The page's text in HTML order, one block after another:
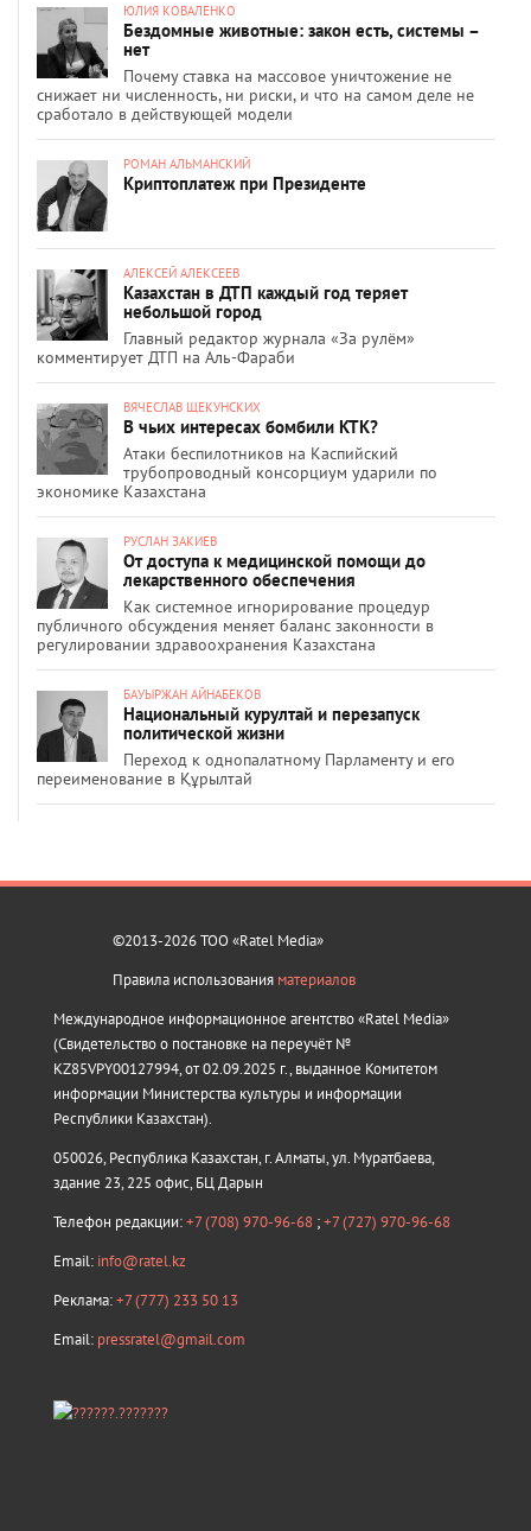
ЮЛИЯ КОВАЛЕНКО
Бездомные животные: закон есть, системы –
нет
Почему ставка на массовое уничтожение не
снижает ни численность, ни риски, и что на самом деле не
сработало в действующей модели
РОМАН АЛЬМАНСКИЙ
Криптоплатеж при Президенте
АЛЕКСЕЙ АЛЕКСЕЕВ
Казахстан в ДТП каждый год теряет
небольшой город
Главный редактор журнала «За рулём»
комментирует ДТП на Аль-Фараби
ВЯЧЕСЛАВ ЩЕКУНСКИХ
В чьих интересах бомбили КТК?
Атаки беспилотников на Каспийский
трубопроводный консорциум ударили по
экономике Казахстана
РУСЛАН ЗАКИЕВ
От доступа к медицинской помощи до
лекарственного обеспечения
Как системное игнорирование процедур
публичного обсуждения меняет баланс законности в
регулировании здравоохранения Казахстана
БАУЫРЖАН АЙНАБЕКОВ
Национальный курултай и перезапуск
политической жизни
Переход к однопалатному Парламенту и его
переименование в Құрылтай
©2013-2026 ТОО «Ratel Media»
Правила использования материалов
Международное информационное агентство «Ratel Media»
(Свидетельство о постановке на переучёт №
KZ85VPY00127994, от 02.09.2025 г., выданное Комитетом
информации Министерства культуры и информации
Республики Казахстан).
050026, Республика Казахстан, г. Алматы, ул. Муратбаева,
здание 23, 225 офис, БЦ Дарын
Телефон редакции:+7 (708) 970-96-68 ;+7 (727) 970-96-68
Email: info@ratel.kz
Реклама:+7 (777) 233 50 13
Email: pressratel@gmail.com